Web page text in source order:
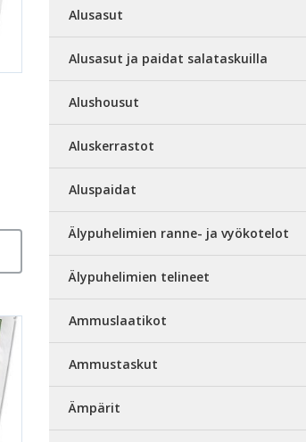
Alusasut
Alusasut ja paidat salataskuilla
Alushousut
Aluskerrastot
Aluspaidat
Älypuhelimien ranne- ja vyökotelot
Älypuhelimien telineet
Ammuslaatikot
Ammustaskut
Ämpärit